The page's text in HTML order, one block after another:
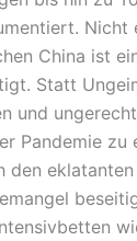
Nicht
China ist
Statt
und
Pandemie zu
den eklatanten